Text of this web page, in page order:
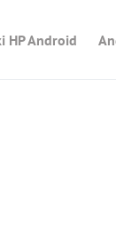
HP Android